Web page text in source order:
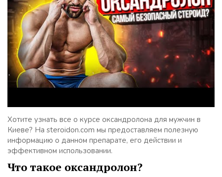
Хотите узнать все о курсе оксандролона для мужчин в
Киеве? На steroidon.com мы предоставляем полезную
информацию о данном препарате, его действии и
эффективном использовании.
Что такое оксандролон?